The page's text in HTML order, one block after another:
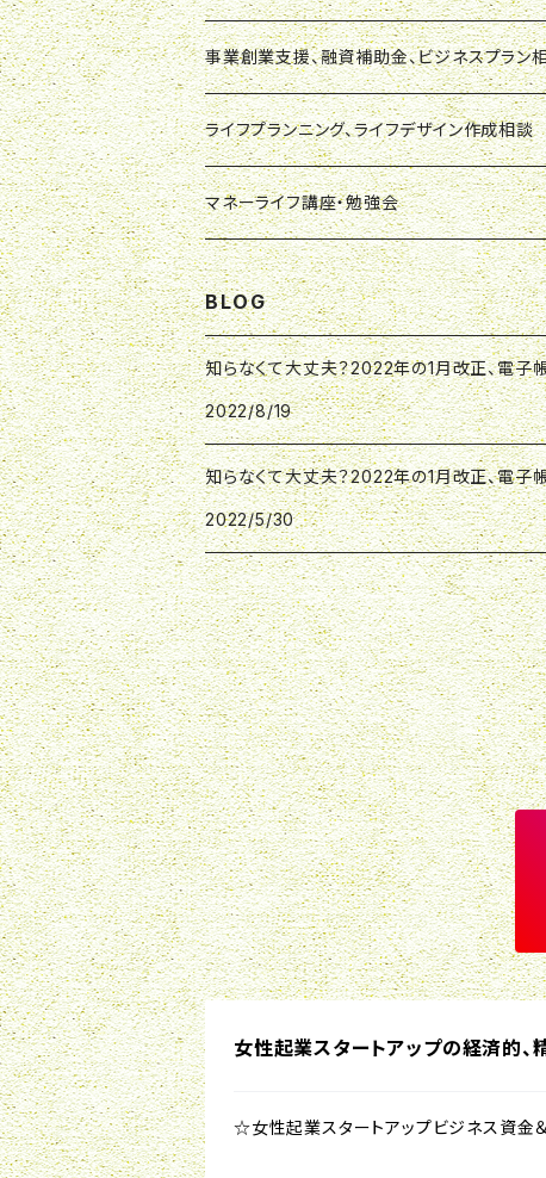
事業創業支援、融資補助金、ビジネスプラン
事業創業支援相談
融資補助金相談
ビジネスプラン相談
事業・資金サポート
事業・ビジネス：ウエブチケット
ライフプランニング、ライフデザイン作成相談
ライフプランニング作成相談
ライフデザイン作成相談
ライフプラン・ライフデザイン：ウエブチケット
初回相談
マネーライフ講座・勉強会
マネーライフ講座
マネーライフ勉強会・ワークショップ
マネーライフ講座・勉強会：ウエブチケット
BLOG
知らなくて大丈夫？2022年の1月改正、電
2022/8/19
知らなくて大丈夫？2022年の1月改正、電
2022/5/30
女性起業スタートアップの経済的、
☆女性起業スタートアップビジネス資金